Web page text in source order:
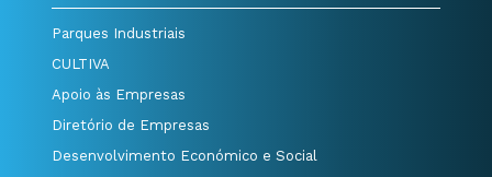
Parques Industriais
CULTIVA
Apoio às Empresas
Diretório de Empresas
Desenvolvimento Económico e Social